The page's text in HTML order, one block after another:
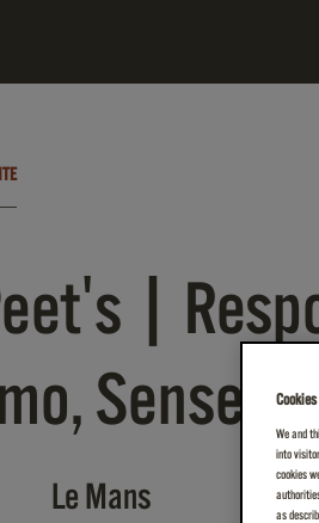
|
Senseo
Le Mans
Cookies
We and
into
cookies
as